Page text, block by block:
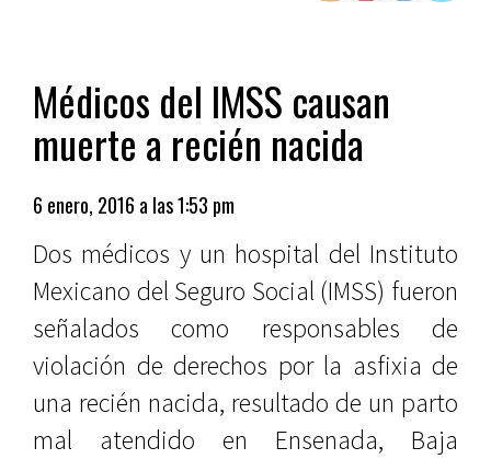
Médicos del IMSS causan
muerte a recién nacida
6 enero, 2016 a las 1:53 pm
Dos médicos y un hospital del Instituto
Mexicano del Seguro Social (IMSS) fueron
señalados como responsables de
violación de derechos por la asfixia de
una recién nacida, resultado de un parto
mal atendido en Ensenada, Baja